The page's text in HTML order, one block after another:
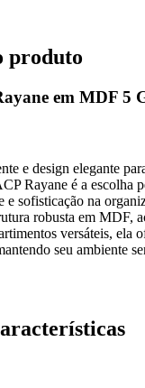
produto
em MDF 5
e design elegante
Rayane é a escolha
e sofisticação na
robusta em MDF,
versáteis, ela
seu ambiente